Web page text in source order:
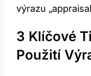
výrazu
3 Klíčové
Použití